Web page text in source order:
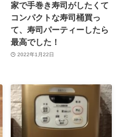
家で手巻き寿司がしたくて
コンパクトな寿司桶買っ
て、寿司パーティーしたら
最高でした！
2022年1月22日